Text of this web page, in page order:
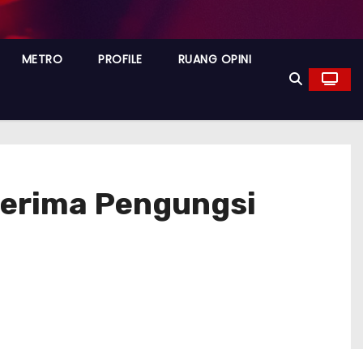
METRO PROFILE RUANG OPINI
Pengungsi